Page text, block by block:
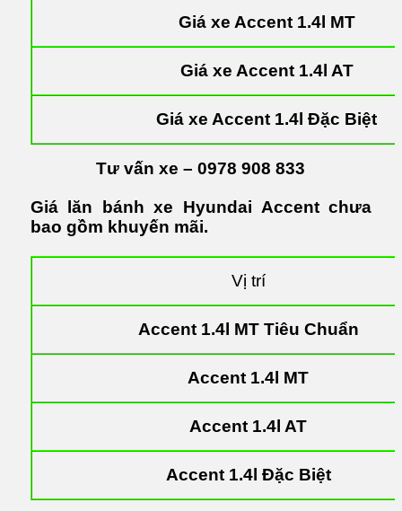
Giá xe Accent 1.4l MT
Giá xe Accent 1.4l AT
Giá xe Accent 1.4l Đặc Biệt
Tư vấn xe – 0978 908 833
Giá lăn bánh xe Hyundai Accent chưa
bao gồm khuyến mãi.
Vị trí
Accent 1.4l MT Tiêu Chuẩn
Accent 1.4l MT
Accent 1.4l AT
Accent 1.4l Đặc Biệt